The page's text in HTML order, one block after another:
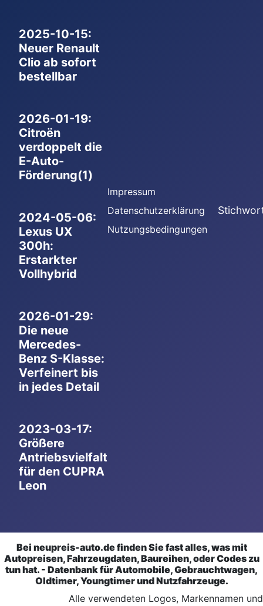
2025-10-15:
Neuer Renault
Clio ab sofort
bestellbar
2026-01-19:
Citroën
verdoppelt die
E-Auto-
Förderung(1)
2024-05-06:
Lexus UX
300h:
Erstarkter
Vollhybrid
2026-01-29:
Die neue
Mercedes-
Benz S-Klasse:
Verfeinert bis
in jedes Detail
2023-03-17:
Größere
Antriebsvielfalt
für den CUPRA
Leon
Impressum
Datenschutzerklärung
Nutzungsbedingungen
Bei neupreis-auto.de finden Sie fast alles, was mit
Autopreisen, Fahrzeugdaten, Baureihen, oder Codes zu
tun hat. - Datenbank für Automobile, Gebrauchtwagen,
Oldtimer, Youngtimer und Nutzfahrzeuge.
Alle verwendeten Logos, Markennamen und